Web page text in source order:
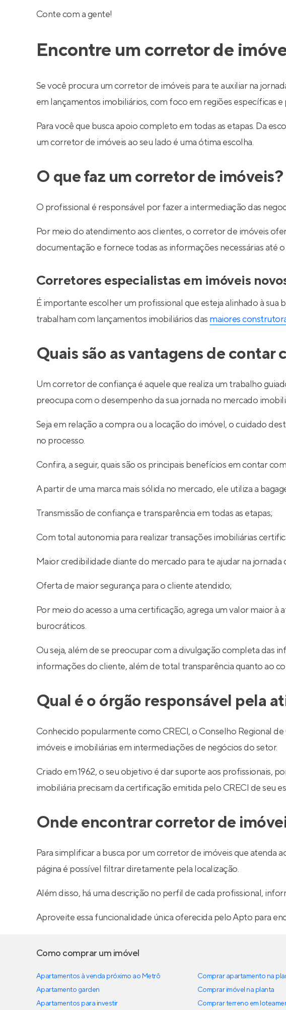
Conte com a gente!
Encontre um corretor de
Se você procura um corretor de imóveis para te auxiliar na
em lançamentos imobiliários, com foco em regiões específicas
Para você que busca apoio completo em todas as etapas. Da
um corretor de imóveis ao seu lado é uma ótima escolha.
O que faz um corretor de imóveis?
O profissional é responsável por fazer a intermediação das
Por meio do atendimento aos clientes, o corretor de imóveis
documentação e fornece todas as informações necessárias até
Corretores especialistas em imóveis
É importante escolher um profissional que esteja alinhado à
trabalham com lançamentos imobiliários das maiores
Quais são as vantagens de
Um corretor de confiança é aquele que realiza um trabalho
preocupa com o desempenho da sua jornada no mercado
Seja em relação a compra ou a locação do imóvel, o cuidado
no processo.
Confira, a seguir, quais são os principais benefícios em contar
A partir de uma marca mais sólida no mercado, ele utiliza a
Transmissão de confiança e transparência em todas as etapas;
Com total autonomia para realizar transações imobiliárias
Maior credibilidade diante do mercado para te ajudar na
Oferta de maior segurança para o cliente atendido;
Por meio do acesso a uma certificação, agrega um valor maior
burocráticos.
Ou seja, além de se preocupar com a divulgação completa das
informações do cliente, além de total transparência quanto ao
Qual é o órgão responsável pela
Conhecido popularmente como CRECI, o Conselho Regional
imóveis e imobiliárias em intermediações de negócios do setor.
Criado em 1962, o seu objetivo é dar suporte aos profissionais,
imobiliária precisam da certificação emitida pelo CRECI de seu
Onde encontrar corretor de
Para simplificar a busca por um corretor de imóveis que atenda
página é possível filtrar diretamente pela localização.
Além disso, há uma descrição no perfil de cada profissional,
Aproveite essa funcionalidade única oferecida pelo Apto para
Como comprar um imóvel
Apartamentos à venda próximo ao Metrô
Apartamento garden
Apartamentos para investir
Comprar apartamento na
Comprar imóvel na planta
Comprar terreno em